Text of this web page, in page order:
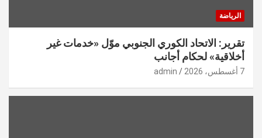
الرياضة
تقرير: الاتحاد الكوري الجنوبي موّل «خدمات غير
أخلاقية» لحكام أجانب
7 أغسطس، 2026 admin